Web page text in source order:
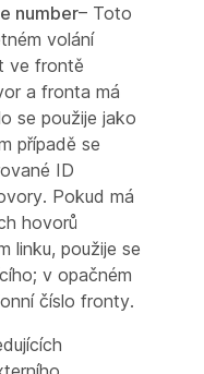
number– Toto
volání
ve frontě
a fronta má
se použije jako
případě se
ID
Pokud má
hovorů
linku, použije se
v opačném
číslo fronty.